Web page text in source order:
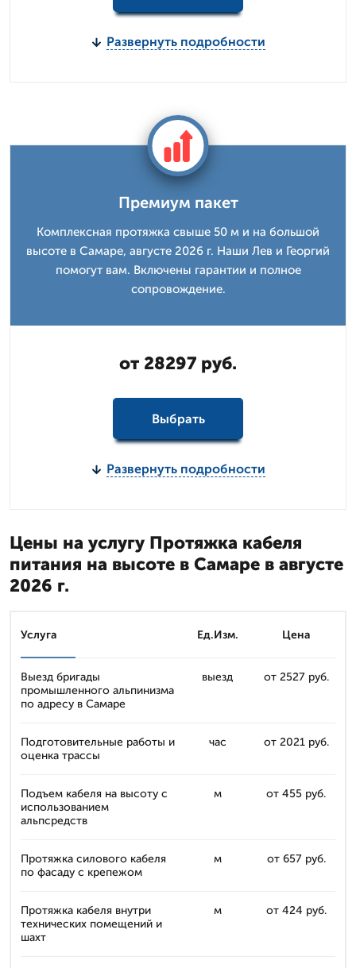
Развернуть подробности
Премиум пакет
Комплексная протяжка свыше 50 м и на большой
высоте в Самаре, августе 2026 г. Наши Лев и Георгий
помогут вам. Включены гарантии и полное
сопровождение.
от 28297 руб.
Выбрать
Развернуть подробности
Цены на услугу Протяжка кабеля
питания на высоте в Самаре в августе
2026 г.
Услуга Ед.Изм. Цена
Выезд бригады
промышленного альпинизма
по адресу в Самаре
выезд от 2527 руб.
Подготовительные работы и
оценка трассы
час от 2021 руб.
Подъем кабеля на высоту с
использованием
альпсредств
м от 455 руб.
Протяжка силового кабеля
по фасаду с крепежом
м от 657 руб.
Протяжка кабеля внутри
технических помещений и
шахт
м от 424 руб.